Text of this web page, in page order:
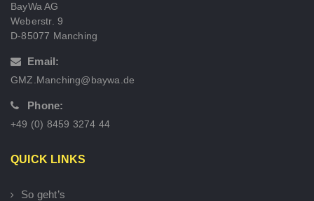
BayWa AG
Weberstr. 9
D-85077 Manching
Email:
GMZ.Manching@baywa.de
Phone:
+49 (0) 8459 3274 44
QUICK LINKS
So geht’s